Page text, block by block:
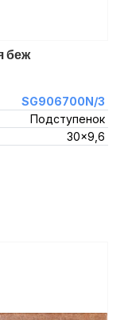
беж
SG906700N/3
Подступенок
30x9,6